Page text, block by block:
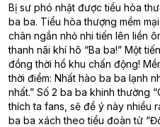
Bị sư phó nhặt được tiểu hòa
ba ba. Tiểu hòa thượng mềm
chân ngắn nhỏ nhi tiến lên liền
thanh nãi khí hô “Ba ba!” Một
đồng thời hổ khu chấn động!
thời điểm: Nhất hào ba ba lạnh
nhất.” Số 2 ba ba khinh thường
thích ta fans, sẽ để ý này nhiều
ba ba xách theo tiểu đoàn tử